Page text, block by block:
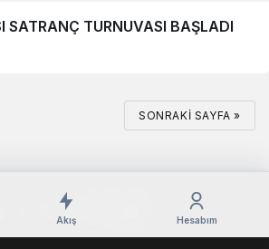
SATRANÇ TURNUVASI BAŞLADI
SONRAKI SAYFA »
Akış Hesabım